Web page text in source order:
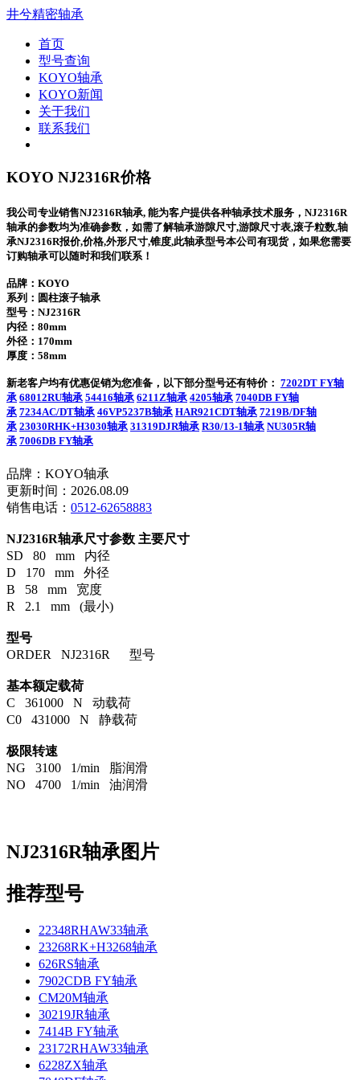
井兮精密轴承
首页
型号查询
KOYO轴承
KOYO新闻
关于我们
联系我们
KOYO NJ2316R价格
我公司专业销售NJ2316R轴承, 能为客户提供各种轴承技术服务，NJ2316R
轴承的参数均为准确参数，如需了解轴承游隙尺寸,游隙尺寸表,滚子粒数,轴
承NJ2316R报价,价格,外形尺寸,锥度,此轴承型号本公司有现货，如果您需要
订购轴承可以随时和我们联系！
品牌：KOYO
系列：圆柱滚子轴承
型号： NJ2316R
内径：80mm
外径：170mm
厚度：58mm
新老客户均有优惠促销为您准备，以下部分型号还有特价： 7202DT FY轴
承 68012RU轴承 54416轴承 6211Z轴承 4205轴承 7040DB FY轴
承 7234AC/DT轴承 46VP5237B轴承 HAR921CDT轴承 7219B/DF轴
承 23030RHK+H3030轴承 31319DJR轴承 R30/13-1轴承 NU305R轴
承 7006DB FY轴承
品牌：KOYO轴承
更新时间：2026.08.09
销售电话： 0512-62658883
NJ2316R轴承尺寸参数 主要尺寸
SD 80 mm 内径
D 170 mm 外径
B 58 mm 宽度
R 2.1 mm (最小)
型号
ORDER NJ2316R 型号
基本额定载荷
C 361000 N 动载荷
C0 431000 N 静载荷
极限转速
NG 3100 1/min 脂润滑
NO 4700 1/min 油润滑
NJ2316R轴承图片
推荐型号
22348RHAW33轴承
23268RK+H3268轴承
626RS轴承
7902CDB FY轴承
CM20M轴承
30219JR轴承
7414B FY轴承
23172RHAW33轴承
6228ZX轴承